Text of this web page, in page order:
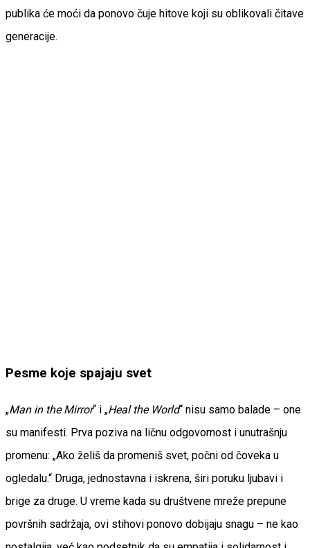
publika će moći da ponovo čuje hitove koji su oblikovali čitave
generacije.
Pesme koje spajaju svet
„Man in the Mirror“ i „Heal the World“ nisu samo balade – one
su manifesti. Prva poziva na ličnu odgovornost i unutrašnju
promenu: „Ako želiš da promeniš svet, počni od čoveka u
ogledalu.“ Druga, jednostavna i iskrena, širi poruku ljubavi i
brige za druge. U vreme kada su društvene mreže prepune
površnih sadržaja, ovi stihovi ponovo dobijaju snagu – ne kao